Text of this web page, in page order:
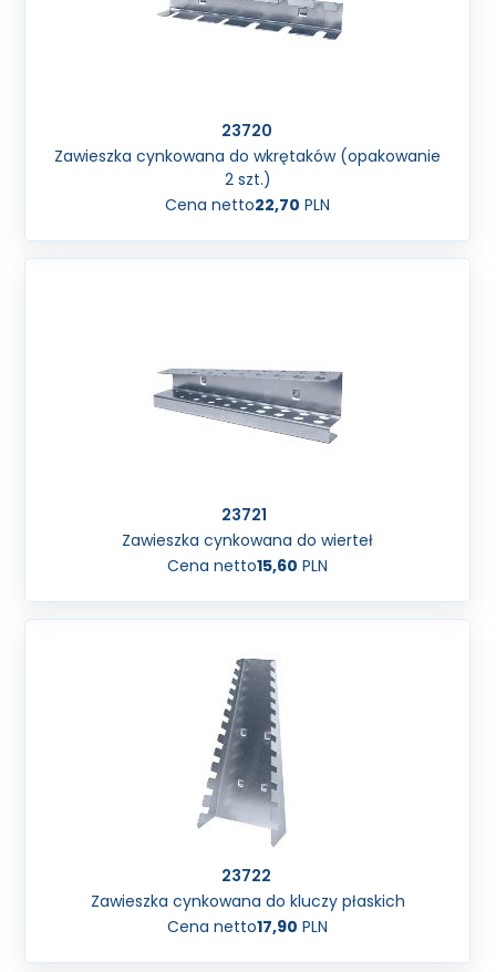
23720
Zawieszka cynkowana do wkrętaków (opakowanie
2 szt.)
Cena netto22,70 PLN
23721
Zawieszka cynkowana do wierteł
Cena netto15,60 PLN
23722
Zawieszka cynkowana do kluczy płaskich
Cena netto17,90 PLN